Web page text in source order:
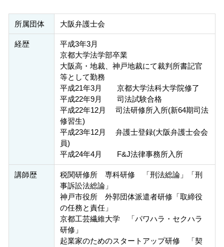
所属団体 大阪弁護士会
経歴
平成3年3月
京都大学法学部卒業
大阪高・地裁、神戸地裁にて裁判所書記官
等として勤務
平成21年3月 京都大学法科大学院修了
平成22年9月 司法試験合格
平成22年12月 司法研修所入所(新64期司法
修習生)
平成23年12月 弁護士登録(大阪弁護士会会
員)
平成24年4月 F&J法律事務所入所
講師歴
税関研修所 専科研修 「刑法総論」「刑
事訴訟法総論」
神戸市役所 外郭団体派遣者研修「取締役
の任務と責任」
京都工芸繊維大学 「パワハラ・セクハラ
研修」
起業家のためのスタートアップ研修 「契